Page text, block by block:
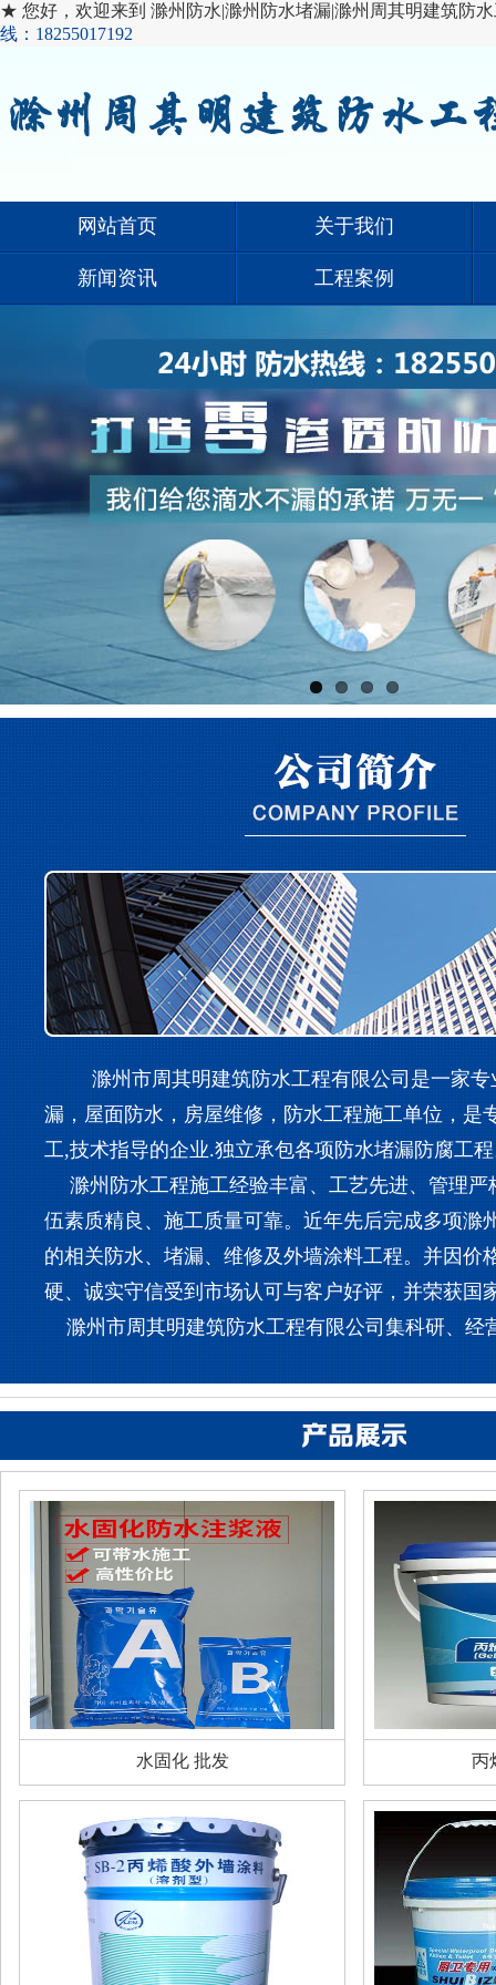
★ 您好，欢迎来到 滁州防水|滁州防水堵漏|滁州周其明建筑防
线：18255017192
网站首页 关于我们
新闻资讯 工程案例
滁州市周其明建筑防水工程有限公司是一家
漏，屋面防水，房屋维修，防水工程施工单位，是
工,技术指导的企业.独立承包各项防水堵漏防腐工
滁州防水工程施工经验丰富、工艺先进、管理严
伍素质精良、施工质量可靠。近年先后完成多项滁
的相关防水、堵漏、维修及外墙涂料工程。并因价
硬、诚实守信受到市场认可与客户好评，并荣获国
滁州市周其明建筑防水工程有限公司集科研、经
水固化 批发 丙